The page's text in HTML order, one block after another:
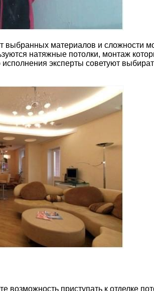
выбранных материалов и
натяжные потолки, монтаж
эксперты советуют
приступать к отделке